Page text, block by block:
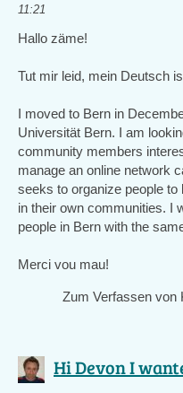
11:21
Hallo zäme!
Tut mir leid, mein Deutsch
I moved to Bern in
Universität Bern. I am
community members
manage an online network
seeks to organize people to
in their own communities. I
people in Bern with the
Merci vou mau!
Zum Verfassen von
Hi Devon I